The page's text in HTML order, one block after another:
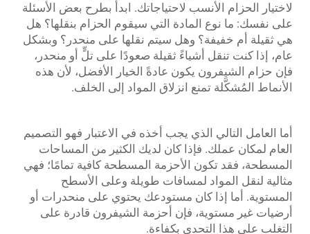
لاختيار الحزام الأنسب لاحتياجاتك. ابدأ بطرح بعض الأسئلة
على نفسك: ما نوع المادة التي سيقوم الحزام بنقلها؟ هل
هي ثقيلة أم خفيفة؟ وهل سيتم نقلها على منحدر؟ وبشكل
عام، إذا كنت تنقل أشياءً ثقيلة صعودًا على تلٍّ أو منحدر،
فإن حزام الشيفرون يكون عادةً الخيار الأفضل، لأن هذه
الأنماط المُشكَّلة تمنع انزلاق المواد إلى الخلف.
أما العامل التالي الذي يجب أخذه في الاعتبار فهو التصميم
العام لمكان عملك. فإذا كان لديك الكثير من المساحات
المسطحة، فقد تكون الأحزمة المسطحة كافية تمامًا؛ فهي
مثالية لنقل المواد لمسافات طويلة وعلى الأسطح
المستوية. أما إذا كان مستودعك يحتوي على منحدرات أو
أرضيات غير مستوية، فإن أحزمة الشيفرون قادرة على
التغلب على هذا التحدي بكفاءة.